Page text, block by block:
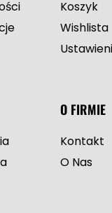
Koszyk
Wishlista
O FIRMIE
Kontakt
O Nas